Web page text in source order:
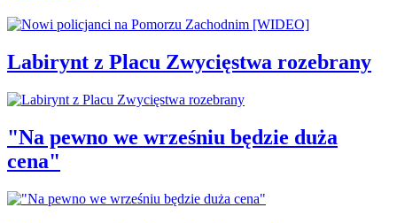
Labirynt z Placu Zwycięstwa rozebrany
"Na pewno we wrześniu będzie duża
cena"